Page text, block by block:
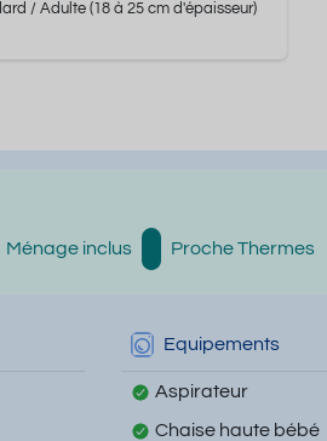
/ Adulte(18 à 25 cm d'épaisseur)
Ménage inclus Proche Thermes
Equipements
Aspirateur
Chaise haute bébé